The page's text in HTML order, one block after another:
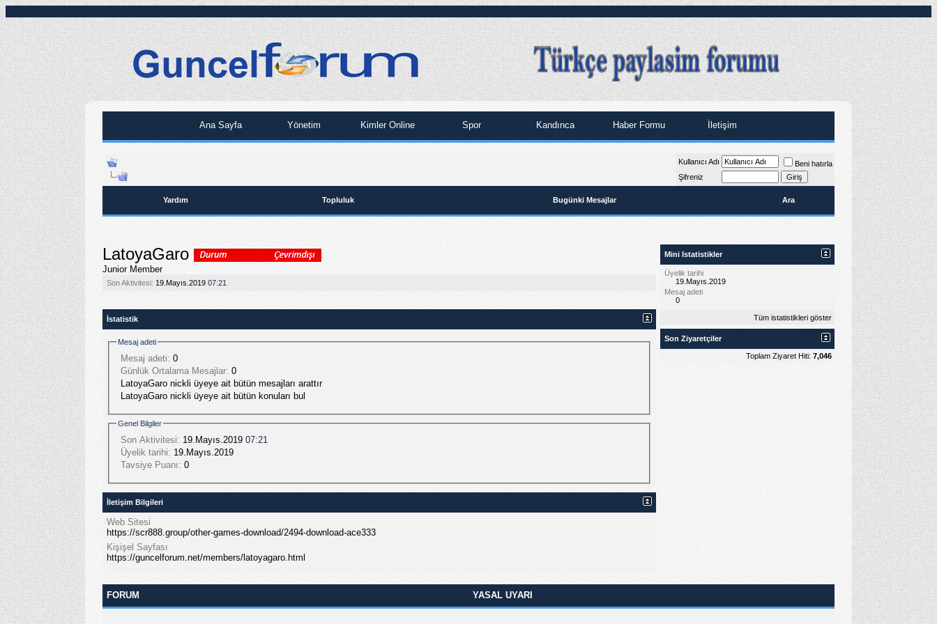
Ana Sayfa Yönetim Kimler Online Spor Kandınca Haber Formu İletişim
Kullanıcı Adı
Beni hatırla
Şifreniz
Yardım Topluluk Bugünki Mesajlar Ara
LatoyaGaro
Junior Member
Son Aktivitesi: 19.Mayıs.2019 07:21
İstatistik
Mesaj adeti
Mesaj adeti: 0
Günlük Ortalama Mesajlar: 0
LatoyaGaro nickli üyeye ait bütün mesajları arattır
LatoyaGaro nickli üyeye ait bütün konuları bul
Genel Bilgiler
Son Aktivitesi: 19.Mayıs.2019 07:21
Üyelik tarihi: 19.Mayıs.2019
Tavsiye Puanı: 0
İletişim Bilgileri
Web Sitesi
https://scr888.group/other-games-download/2494-download-ace333
Kişişel Sayfası
https://guncelforum.net/members/latoyagaro.html
Mini Istatistikler
Üyelik tarihi
19.Mayıs.2019
Mesaj adeti
0
Tüm istatistikleri göster
Son Ziyaretçiler
Toplam Ziyaret Hiti: 7,046
FORUM YASAL UYARI